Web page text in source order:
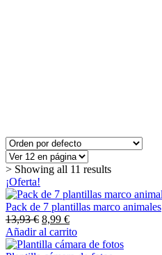
> Showing all 11 results
¡Oferta!
Pack de 7 plantillas marco animales
13,93€ Original
price
was:
8,99 €Current
price
is:
Añadir al carrito